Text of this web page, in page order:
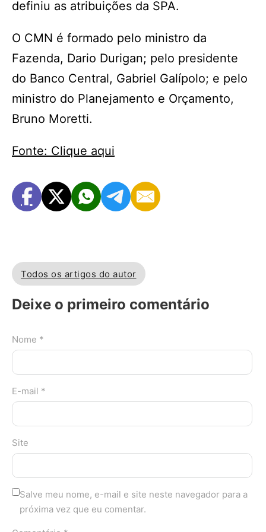
definiu as atribuições da SPA.
O CMN é formado pelo ministro da
Fazenda, Dario Durigan; pelo presidente
do Banco Central, Gabriel Galípolo; e pelo
ministro do Planejamento e Orçamento,
Bruno Moretti.
Fonte: Clique aqui
Todos os artigos do autor
Deixe o primeiro comentário
Nome *
E-mail *
Site
Salve meu nome, e-mail e site neste navegador para a
próxima vez que eu comentar.